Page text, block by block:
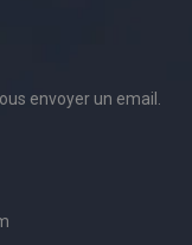
envoyer un email.